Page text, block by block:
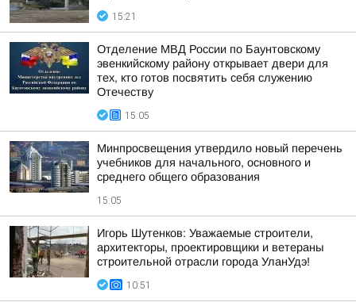
15:21
Отделение МВД России по Баунтовскому
эвенкийскому району открывает двери для
тех, кто готов посвятить себя служению
Отечеству
15:05
Минпросвещения утвердило новый перечень
учебников для начального, основного и
среднего общего образования
15:05
Игорь Шутенков: Уважаемые строители,
архитекторы, проектировщики и ветераны
строительной отрасли города УланУдэ!
10:51